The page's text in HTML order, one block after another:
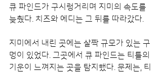
큐 파인드가 구시렁거리며 지미의 속도를
늦췄다. 치즈와 에디는 그 뒤를 따라갔다.
지미에서 내린 곳에는 살짝 규모가 있는 구
멍이 있었다. 그곳에서 큐 파인드는 티틀의
기운이 느껴지는 곳을 탐지했다. 문제는, 티